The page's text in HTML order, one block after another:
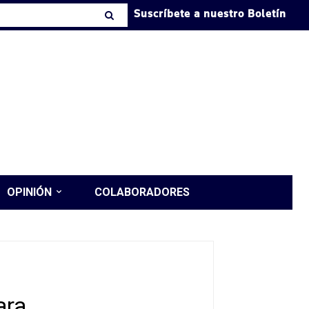
Suscríbete a nuestro Boletín
OPINIÓN COLABORADORES